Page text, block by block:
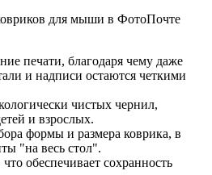
для мыши в ФотоПочте
печати, благодаря чему даже
и надписи остаются четкими
чистых чернил,
и взрослых.
формы и размера коврика, в
"на весь стол".
обеспечивает сохранность